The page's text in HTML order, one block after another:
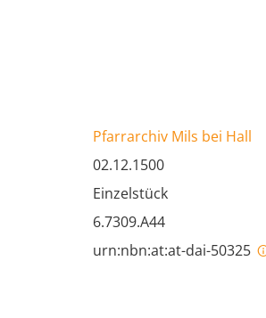
Pfarrarchiv Mils bei Hall
02.12.1500
Einzelstück
6.7309.A44
urn:nbn:at:at-dai-50325